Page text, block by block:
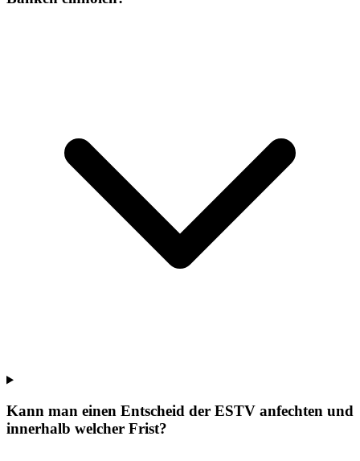
Kann man einen Entscheid der ESTV anfechten und
innerhalb welcher Frist?